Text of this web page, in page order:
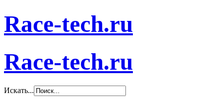
Race-tech.ru
Race-tech.ru
Искать...